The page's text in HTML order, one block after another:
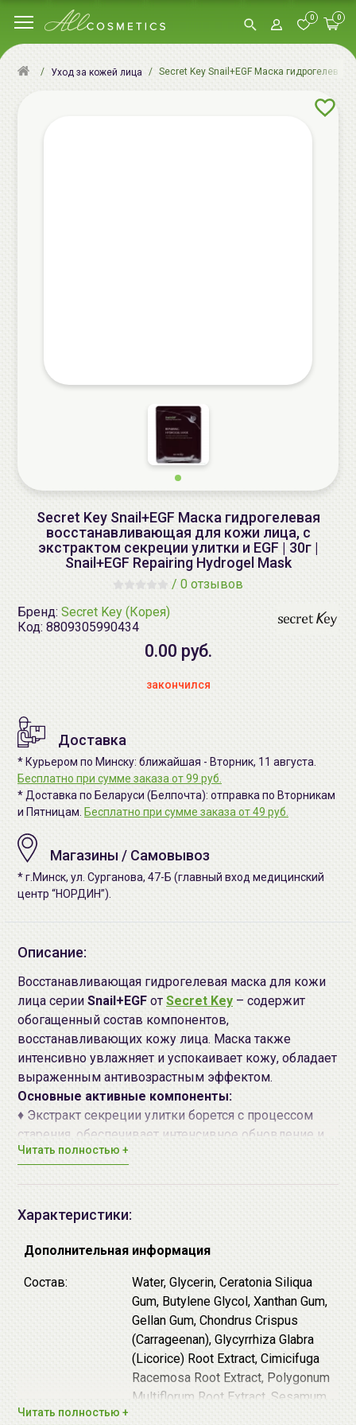
0 0
Уход за кожей лица Secret Key Snail+EGF Маска
Secret Key Snail+EGF Маска гидрогелевая
восстанавливающая для кожи лица, с
экстрактом секреции улитки и EGF | 30г |
Snail+EGF Repairing Hydrogel Mask
/ 0 отзывов
Бренд: Secret Key (Корея)
Код: 8809305990434
0.00 руб.
закончился
Доставка
* Курьером по Минску: ближайшая - Вторник, 11 августа.
Бесплатно при сумме заказа от 99 руб.
* Доставка по Беларуси (Белпочта): отправка по Вторникам
и Пятницам. Бесплатно при сумме заказа от 49 руб.
Магазины / Самовывоз
* г.Минск, ул. Сурганова, 47-Б (главный вход медицинский
центр “НОРДИН”).
Описание:
Восстанавливающая гидрогелевая маска для кожи
лица серии Snail+EGF от Secret Key – содержит
обогащенный состав компонентов,
восстанавливающих кожу лица. Маска также
интенсивно увлажняет и успокаивает кожу, обладает
выраженным антивозрастным эффектом.
Основные активные компоненты:
♦ Экстракт секреции улитки борется с процессом
старения, обеспечивает интенсивное обновление и
восстановление кожи, эффективен при акне,
секреции улитки обусловлены содержанием
эластина.
полипептид, присутствующий во многих тканях
организма. Именно он замедляет работу гена,
отвечающего за старение, стимулируя активность и
рост клеток кожи. EGF способствует обновлению
клеток эпидермиса, делая кожу эластичной и
♦ Экстракт риса, масло ши и масло арганы -
эффективно питают и увлажняют кожу лица.
Читать полностью +
Характеристики:
Дополнительная информация
Состав:
Water, Glycerin, Ceratonia Siliqua
Gum, Butylene Glycol, Xanthan Gum,
Gellan Gum, Chondrus Crispus
(Carrageenan), Glycyrrhiza Glabra
(Licorice) Root Extract, Cimicifuga
Racemosa Root Extract, Polygonum
Multiflorum Root Extract, Sesamum
Читать полностью +